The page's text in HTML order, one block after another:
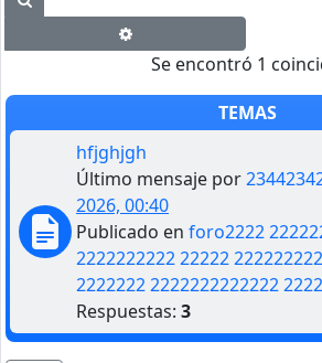
Se encontró 1
TEMAS
hfjghjgh
Último mensaje por
2026, 00:40
Publicado en foro2222
2222222222 22222
2222222 2222222222222
Respuestas: 3